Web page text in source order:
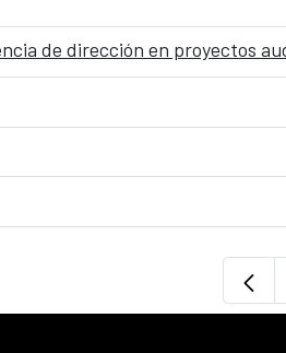
de dirección en proyectos